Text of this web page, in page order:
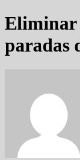
Eliminar
paradas